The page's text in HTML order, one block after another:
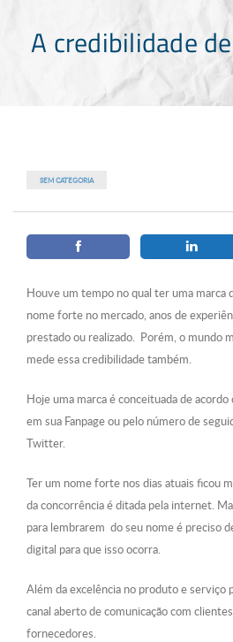
A credibilidade
SEM CATEGORIA
Houve um tempo no qual ter uma marca
nome forte no mercado, anos de
prestado ou realizado. Porém, o mundo
mede essa credibilidade também.
Hoje uma marca é conceituada de acordo
em sua Fanpage ou pelo número de
Twitter.
Ter um nome forte nos dias atuais ficou
da concorrência é ditada pela internet.
para lembrarem do seu nome é preciso
digital para que isso ocorra.
Além da excelência no produto e serviço
canal aberto de comunicação com
fornecedores.